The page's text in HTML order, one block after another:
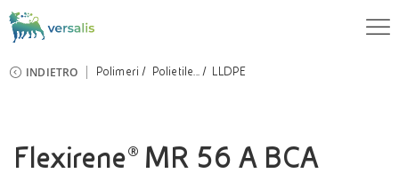
INDIETRO Polimeri Polietile... LLDPE
Flexirene® MR 56 A BCA